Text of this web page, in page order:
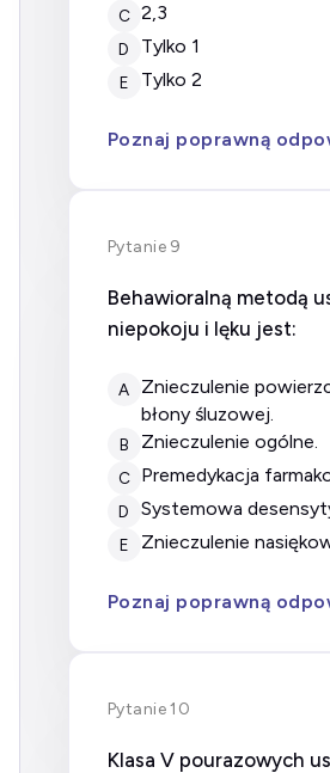
C 2,3
D tylko 1
E tylko 2
Poznaj poprawną
Pytanie 9
Behawioralną metodą
niepokoju i lęku jest:
A
znieczulenie powierzchniowe
błony śluzowej.
B znieczulenie ogólne.
C premedykacja
D systemowa
E znieczulenie
Poznaj poprawną
Pytanie 10
Klasa V pourazowych